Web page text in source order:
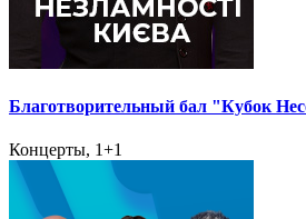
Благотворительный бал "Кубок
Концерты, 1+1